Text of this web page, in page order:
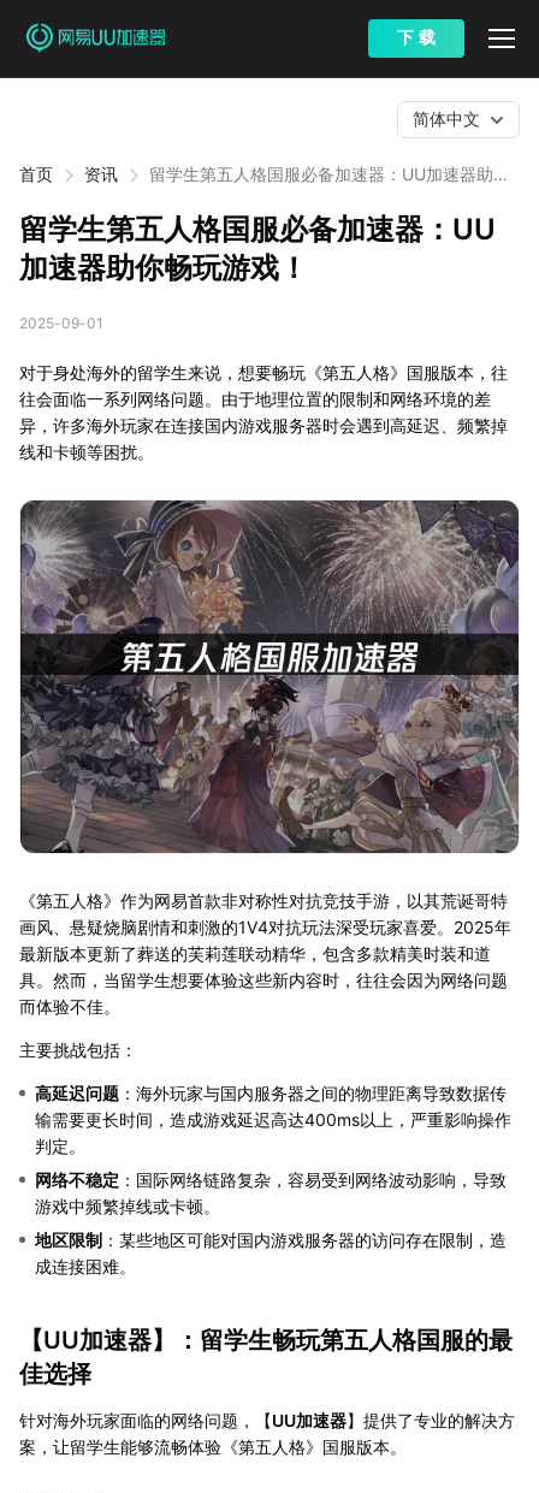
下 载
首页 资讯
留学生第五人格国服必备加速器：UU加速器助你
简体中文
留学生第五人格国服必备加速器：UU
加速器助你畅玩游戏！
2025-09-01
对于身处海外的留学生来说，想要畅玩《第五人格》国服版本，往
往会面临一系列网络问题。由于地理位置的限制和网络环境的差
异，许多海外玩家在连接国内游戏服务器时会遇到高延迟、频繁掉
线和卡顿等困扰。
《第五人格》作为网易首款非对称性对抗竞技手游，以其荒诞哥特
画风、悬疑烧脑剧情和刺激的1V4对抗玩法深受玩家喜爱。2025年
最新版本更新了葬送的芙莉莲联动精华，包含多款精美时装和道
具。然而，当留学生想要体验这些新内容时，往往会因为网络问题
而体验不佳。
主要挑战包括：
高延迟问题 ：海外玩家与国内服务器之间的物理距离导致数据传
输需要更长时间，造成游戏延迟高达400ms以上，严重影响操作
判定。
网络不稳定 ：国际网络链路复杂，容易受到网络波动影响，导致
游戏中频繁掉线或卡顿。
地区限制 ：某些地区可能对国内游戏服务器的访问存在限制，造
成连接困难。
【UU加速器】：留学生畅玩第五人格国服的最
佳选择
针对海外玩家面临的网络问题，【UU加速器】提供了专业的解决方
案，让留学生能够流畅体验《第五人格》国服版本。